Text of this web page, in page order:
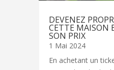
DEVENEZ
CETTE MAISON
SON PRIX
1 Mai 2024
En achetant un